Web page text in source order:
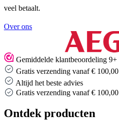
veel betaalt.
Over ons
Gemiddelde klantbeoordeling 9+
Gratis verzending vanaf € 100,00
Altijd het beste advies
Gratis verzending vanaf € 100,00
Ontdek producten